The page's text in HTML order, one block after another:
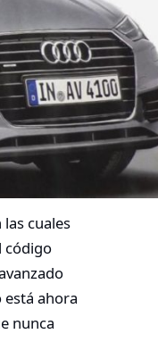
cuales
código
ahora
nunca